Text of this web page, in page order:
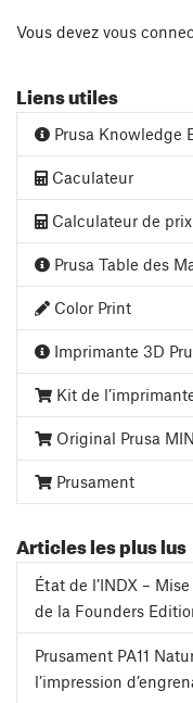
Vous devez vous
Liens utiles
Prusa Knowledge
Caculateur
Calculateur de
Prusa Table des
Color Print
Imprimante 3D
Kit de
Original Prusa
Prusament
Articles les plus lus
État de l’INDX –
de la Founders
Prusament PA11
l’impression